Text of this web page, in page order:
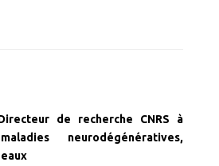
de recherche CNRS à
neurodégénératives,